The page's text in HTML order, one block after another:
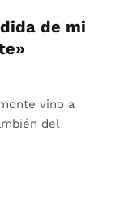
de mi
vino a
del